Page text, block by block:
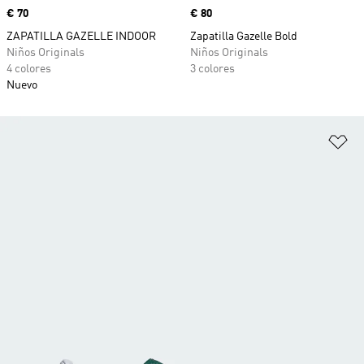
Precio
€ 70
ZAPATILLA GAZELLE INDOOR
Niños Originals
4 colores
Nuevo
Precio
€ 80
Zapatilla Gazelle Bold
Niños Originals
3 colores